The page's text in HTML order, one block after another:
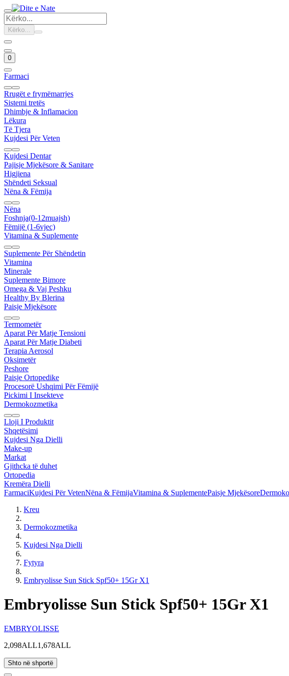
Kërko...
0
Farmaci
Rrugët e frymëmarrjes
Sistemi tretës
Dhimbje & Inflamacion
Lëkura
Të Tjera
Kujdesi Për Veten
Kujdesi Dentar
Pajisje Mjekësore & Sanitare
Higjiena
Shëndeti Seksual
Nëna & Fëmija
Nëna
Foshnja(0-12muajsh)
Fëmijë (1-6vjec)
Vitamina & Suplemente
Suplemente Për Shëndetin
Vitamina
Minerale
Suplemente Bimore
Omega & Vaj Peshku
Healthy By Blerina
Paisje Mjekësore
Termometër
Aparat Për Matje Tensioni
Aparat Për Matje Diabeti
Terapia Aerosol
Oksimetër
Peshore
Paisje Ortopedike
Procesorë Ushqimi Për Fëmijë
Pickimi I Insekteve
Dermokozmetika
Lloji I Produktit
Shqetësimi
Kujdesi Nga Dielli
Make-up
Markat
Gjithcka të duhet
Ortopedia
Kremëra Dielli
FarmaciKujdesi Për VetenNëna & FëmijaVitamina & SuplementePaisje Mjekësore
Kreu
Dermokozmetika
Kujdesi Nga Dielli
Fytyra
Embryolisse Sun Stick Spf50+ 15Gr X1
Embryolisse Sun Stick Spf50+ 15Gr X1
EMBRYOLISSE
2,098ALL1,678ALL
Shto në shportë